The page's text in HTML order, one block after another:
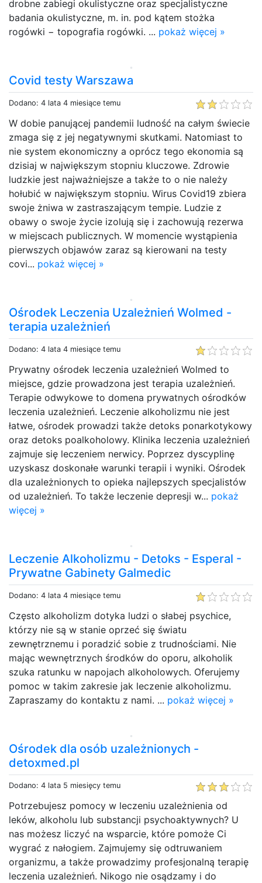
drobne zabiegi okulistyczne oraz specjalistyczne
badania okulistyczne, m. in. pod kątem stożka
rogówki − topografia rogówki. ... pokaż więcej »
Covid testy Warszawa
Dodano: 4 lata 4 miesiące temu
W dobie panującej pandemii ludność na całym świecie
zmaga się z jej negatywnymi skutkami. Natomiast to
nie system ekonomiczny a oprócz tego ekonomia są
dzisiaj w największym stopniu kluczowe. Zdrowie
ludzkie jest najważniejsze a także to o nie należy
hołubić w największym stopniu. Wirus Covid19 zbiera
swoje żniwa w zastraszającym tempie. Ludzie z
obawy o swoje życie izolują się i zachowują rezerwa
w miejscach publicznych. W momencie wystąpienia
pierwszych objawów zaraz są kierowani na testy
covi... pokaż więcej »
Ośrodek Leczenia Uzależnień Wolmed -
terapia uzależnień
Dodano: 4 lata 4 miesiące temu
Prywatny ośrodek leczenia uzależnień Wolmed to
miejsce, gdzie prowadzona jest terapia uzależnień.
Terapie odwykowe to domena prywatnych ośrodków
leczenia uzależnień. Leczenie alkoholizmu nie jest
łatwe, ośrodek prowadzi także detoks ponarkotykowy
oraz detoks poalkoholowy. Klinika leczenia uzależnień
zajmuje się leczeniem nerwicy. Poprzez dyscyplinę
uzyskasz doskonałe warunki terapii i wyniki. Ośrodek
dla uzależnionych to opieka najlepszych specjalistów
od uzależnień. To także leczenie depresji w... pokaż
więcej »
Leczenie Alkoholizmu - Detoks - Esperal -
Prywatne Gabinety Galmedic
Dodano: 4 lata 4 miesiące temu
Często alkoholizm dotyka ludzi o słabej psychice,
którzy nie są w stanie oprzeć się światu
zewnętrznemu i poradzić sobie z trudnościami. Nie
mając wewnętrznych środków do oporu, alkoholik
szuka ratunku w napojach alkoholowych. Oferujemy
pomoc w takim zakresie jak leczenie alkoholizmu.
Zapraszamy do kontaktu z nami. ... pokaż więcej »
Ośrodek dla osób uzależnionych -
detoxmed.pl
Dodano: 4 lata 5 miesięcy temu
Potrzebujesz pomocy w leczeniu uzależnienia od
leków, alkoholu lub substancji psychoaktywnych? U
nas możesz liczyć na wsparcie, które pomoże Ci
wygrać z nałogiem. Zajmujemy się odtruwaniem
organizmu, a także prowadzimy profesjonalną terapię
leczenia uzależnień. Nikogo nie osądzamy i do